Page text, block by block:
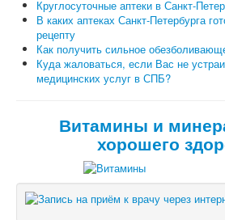
Круглосуточные аптеки в Санкт-
В каких аптеках Санкт-Петербурга
рецепту
Как получить сильное
Куда жаловаться, если Вас не
медицинских услуг в СПБ?
Витамины и
хорошего